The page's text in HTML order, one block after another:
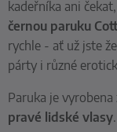
kadeřníka ani
černou paruku
rychle - ať už jste
párty i různé
Paruka je
pravé lidské vlasy.